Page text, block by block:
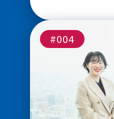
#004